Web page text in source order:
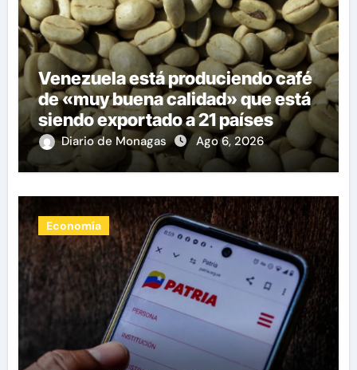
Venezuela está produciendo café
de «muy buena calidad» que está
siendo exportado a 21 países
Diario de Monagas Ago 6, 2026
Economía